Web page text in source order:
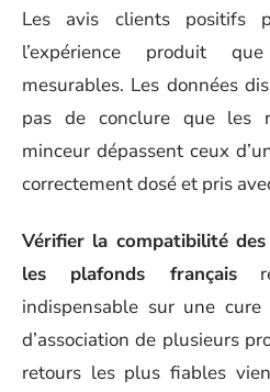
Les avis clients positifs
l’expérience produit
mesurables. Les données
pas de conclure que les
minceur dépassent ceux
correctement dosé et pris
Vérifier la compatibilité
les plafonds français
indispensable sur une
d’association de plusieurs
retours les plus fiables